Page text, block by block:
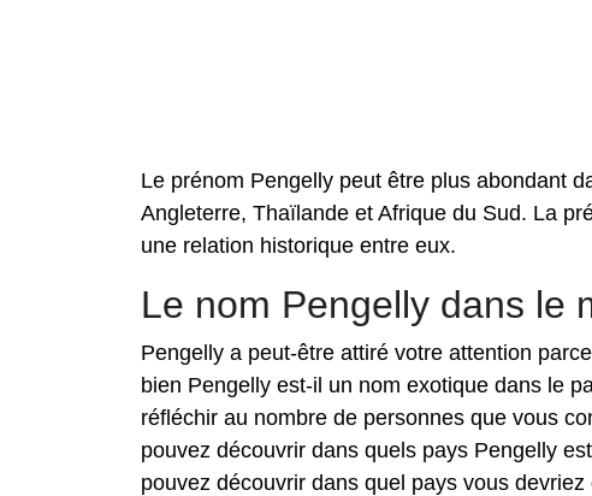
Le prénom Pengelly peut être plus abondant
Angleterre, Thaïlande et Afrique du Sud. La
une relation historique entre eux.
Le nom Pengelly dans le
Pengelly a peut-être attiré votre attention
bien Pengelly est-il un nom exotique dans le
réfléchir au nombre de personnes que vous
pouvez découvrir dans quels pays Pengelly
pouvez découvrir dans quel pays vous